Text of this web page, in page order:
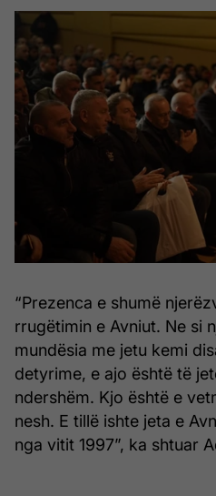
“Prezenca e shumë
rrugëtimin e Avniut. Ne si
mundësia me jetu kemi
detyrime, e ajo është të
ndershëm. Kjo është e
nesh. E tillë ishte jeta e
nga vitit 1997”, ka shtuar